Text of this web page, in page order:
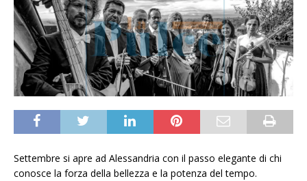
Settembre si apre ad Alessandria con il passo elegante di chi
conosce la forza della bellezza e la potenza del tempo.